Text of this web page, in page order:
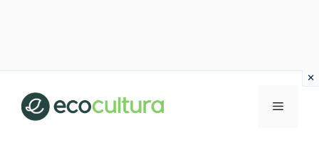
contenuto
MENU